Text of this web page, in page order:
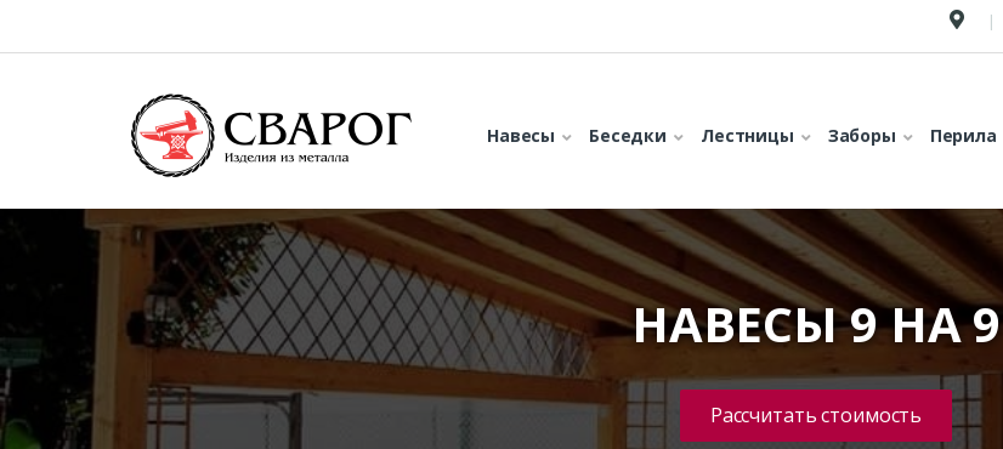
Навесы Беседки Лестницы Заборы Перила
НАВЕСЫ 9 НА 9
Рассчитать стоимость